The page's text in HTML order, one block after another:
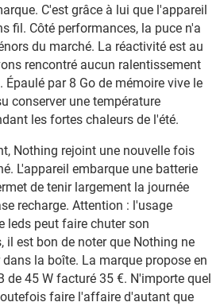
C'est grâce à lui que l'appareil
fil. Côté performances, la puce n'a
du marché. La réactivité est au
rencontré aucun ralentissement
par 8 Go de mémoire vive le
conserver une température
les fortes chaleurs de l'été.
Nothing rejoint une nouvelle fois
L'appareil embarque une batterie
de tenir largement la journée
recharge. Attention : l'usage
leds peut faire chuter son
il est bon de noter que Nothing ne
la boîte. La marque propose en
de 45 W facturé 35 €. N'importe quel
faire l'affaire d'autant que